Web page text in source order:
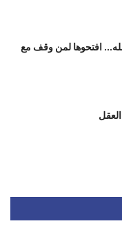
افتحوها لمن وقف مع